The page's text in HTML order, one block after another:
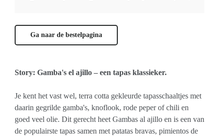
Ga naar de bestelpagina
Story: Gamba's el ajillo – een tapas klassieker.
Je kent het vast wel, terra cotta gekleurde tapasschaaltjes met
daarin gegrilde gamba's, knoflook, rode peper of chili en
goed veel olie. Dit gerecht heet Gambas al ajillo en is een van
de populairste tapas samen met patatas bravas, pimientos de